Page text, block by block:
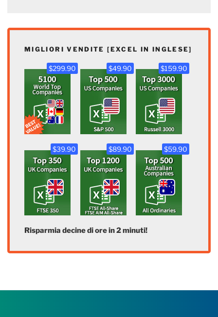
MIGLIORI VENDITE [EXCEL IN INGLESE]
$299.90 $49.90 $159.90
$39.90 $89.90 $59.90
Risparmia decine di ore in 2 minuti!